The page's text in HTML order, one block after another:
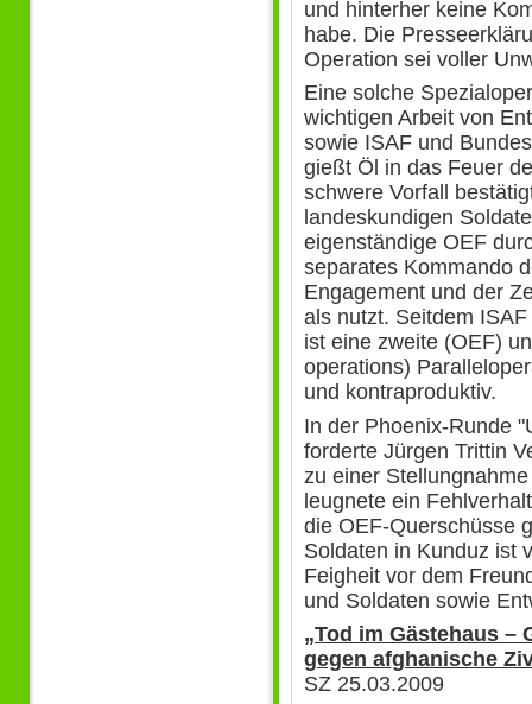
und hinterher keine
habe. Die
Operation sei voller
Eine solche
wichtigen Arbeit von
sowie ISAF und
gießt Öl in das Feuer
schwere Vorfall
landeskundigen
eigenständige OEF
separates Kommando
Engagement und der
als nutzt. Seitdem
ist eine zweite (OEF)
operations)
und kontraproduktiv.
In der Phoenix-Runde
forderte Jürgen Trittin
zu einer
leugnete ein
die OEF-Querschüsse
Soldaten in Kunduz ist
Feigheit vor dem
und Soldaten sowie
„Tod im Gästehaus –
gegen afghanische
SZ 25.03.2009